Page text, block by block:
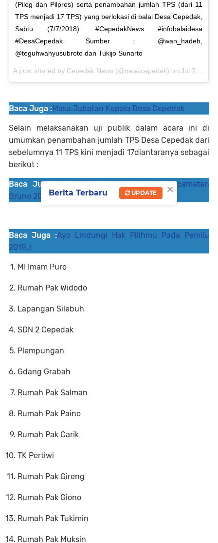
(Pileg dan Pilpres) serta penambahan jumlah TPS (dari 11
TPS menjadi 17 TPS) yang berlokasi di balai Desa Cepedak,
Sabtu (7/7/2018). #CepedakNews #infobalaidesa
#DesaCepedak Sumber : @wan_hadeh,
@teguhwahyusubroto dan Tukijo Sunarto
A post shared by Cepedak News (@newscepedak) on Jul 7, 2018 at 6:36am PDT
Baca Juga :Masa Jabatan Kepala Desa Cepedak
Selain melaksanakan uji publik dalam acara ini di
umumkan penambahan jumlah TPS Desa Cepedak dari
sebelumnya 11 TPS kini menjadi 17diantaranya sebagai
berikut :
Baca Juga :Hasil Pilkades Serentak Se-Kecamatan
Bruno 2019
Baca Juga :Ayo Lindungi Hak Pilihmu Pada Pemilu
2019..!
MI Imam Puro
Rumah Pak Widodo
Lapangan Silebuh
SDN 2 Cepedak
Plempungan
Gdang Grabah
Rumah Pak Salman
Rumah Pak Paino
Rumah Pak Carik
TK Pertiwi
Rumah Pak Gireng
Rumah Pak Giono
Rumah Pak Tukimin
Rumah Pak Muksin
×
Berita Terbaru UPDATE